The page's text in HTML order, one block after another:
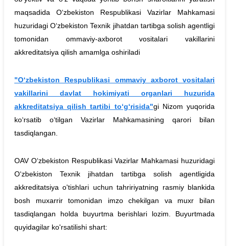
maqsadida O‘zbekiston Respublikasi Vazirlar Mahkamasi
huzuridagi O‘zbekiston Texnik jihatdan tartibga solish agentligi
tomonidan ommaviy-axborot vositalari vakillarini
akkreditatsiya qilish amamlga oshiriladi
"O‘zbekiston Respublikasi ommaviy axborot vositalari
vakillarini davlat hokimiyati organlari huzurida
akkreditatsiya qilish tartibi to‘g‘risida"gi Nizom yuqorida
ko‘rsatib o‘tilgan Vazirlar Mahkamasining qarori bilan
tasdiqlangan.
OAV O‘zbekiston Respublikasi Vazirlar Mahkamasi huzuridagi
O‘zbekiston Texnik jihatdan tartibga solish agentligida
akkreditatsiya o'tishlari uchun tahririyatning rasmiy blankida
bosh muxarrir tomonidan imzo chekilgan va muxr bilan
tasdiqlangan holda buyurtma berishlari lozim. Buyurtmada
quyidagilar ko'rsatilishi shart: